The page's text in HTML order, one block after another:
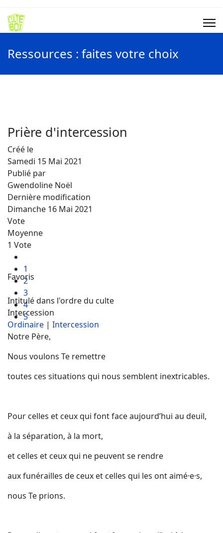
Ressources : faites votre choix
Prière d'intercession
Créé le
Samedi 15 Mai 2021
Publié par
Gwendoline Noël
Dernière modification
Dimanche 16 Mai 2021
Vote
Moyenne
1 Vote
1
2
3
4
5
Favoris
Intitulé dans l'ordre du culte
Intercession
Ordinaire | Intercession
Notre Père,
Nous voulons Te remettre
toutes ces situations qui nous semblent inextricables.
Pour celles et ceux qui font face aujourd’hui au deuil,
à la séparation, à la mort,
et celles et ceux qui ne peuvent se rendre
aux funérailles de ceux et celles qui les ont aimé·e·s,
nous Te prions.